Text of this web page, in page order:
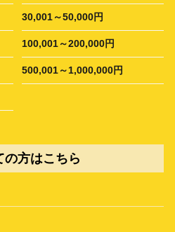
30,001～50,000円
100,001～200,000円
500,001～1,000,000円
の方はこちら